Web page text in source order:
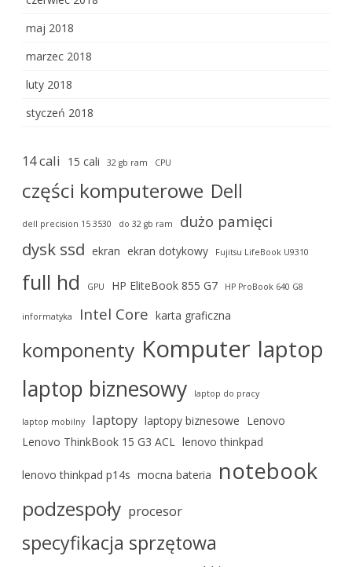
maj 2018
marzec 2018
luty 2018
styczeń 2018
14 cali 15 cali 32 gb ram CPU
części komputerowe Dell
dell precision 15 3530 do 32 gb ram dużo pamięci
dysk ssd ekran ekran dotykowy Fujitsu LifeBook U9310
full hd GPU HP EliteBook 855 G7 HP ProBook 640 G8
informatyka Intel Core karta graficzna
komponenty Komputer laptop
laptop biznesowy laptop do pracy
laptop mobilny laptopy laptopy biznesowe Lenovo
Lenovo ThinkBook 15 G3 ACL
lenovo thinkpad
lenovo thinkpad p14s mocna bateria notebook
podzespoły procesor
specyfikacja sprzętowa